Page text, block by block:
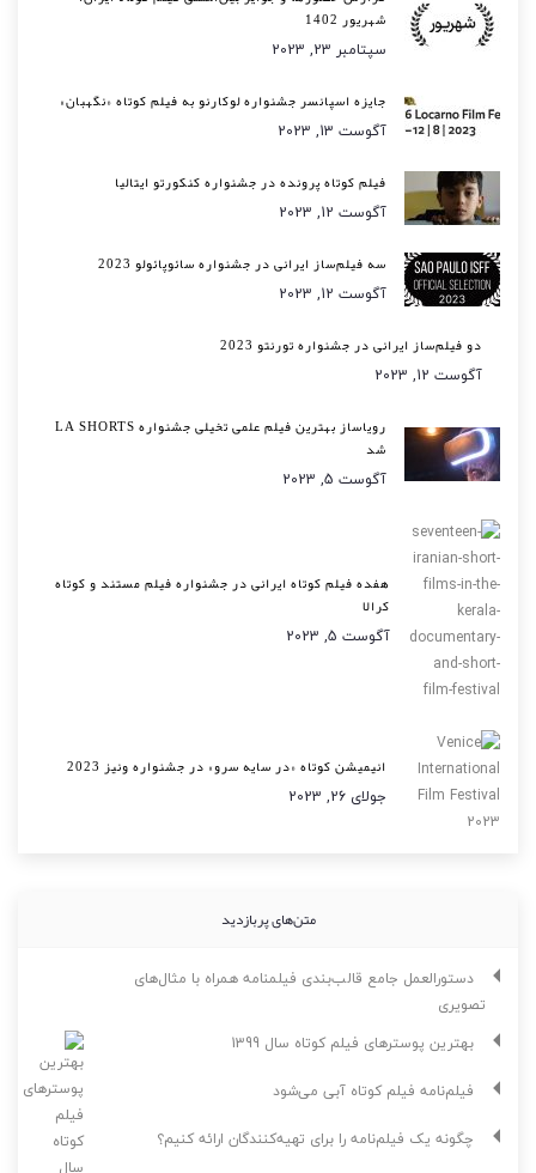
شهریور 1402
سپتامبر 23, 2023
جایزه اسپانسر جشنواره لوکارنو به فیلم کوتاه «نگهبان»
آگوست 13, 2023
فیلم کوتاه پرونده در جشنواره کنکورتو ایتالیا
آگوست 12, 2023
سه فیلم‌ساز ایرانی در جشنواره سائوپائولو 2023
آگوست 12, 2023
دو فیلم‌ساز ایرانی در جشنواره تورنتو 2023
آگوست 12, 2023
رویاساز بهترین فیلم علمی تخیلی جشنواره LA SHORTS
شد
آگوست 5, 2023
هفده فیلم کوتاه ایرانی در جشنواره فیلم مستند و کوتاه
کرالا
آگوست 5, 2023
انیمیشن کوتاه «در سایه سرو» در جشنواره ونیز 2023
جولای 26, 2023
متن‌های پربازدید
دستورالعمل جامع قالب‌بندی فیلمنامه همراه با مثال‌های
تصویری
بهترین پوسترهای فیلم کوتاه سال 1399
فیلم‌نامه فیلم کوتاه آبی می‌شود
چگونه یک فیلم‌نامه را برای تهیه‌کنندگان ارائه کنیم؟